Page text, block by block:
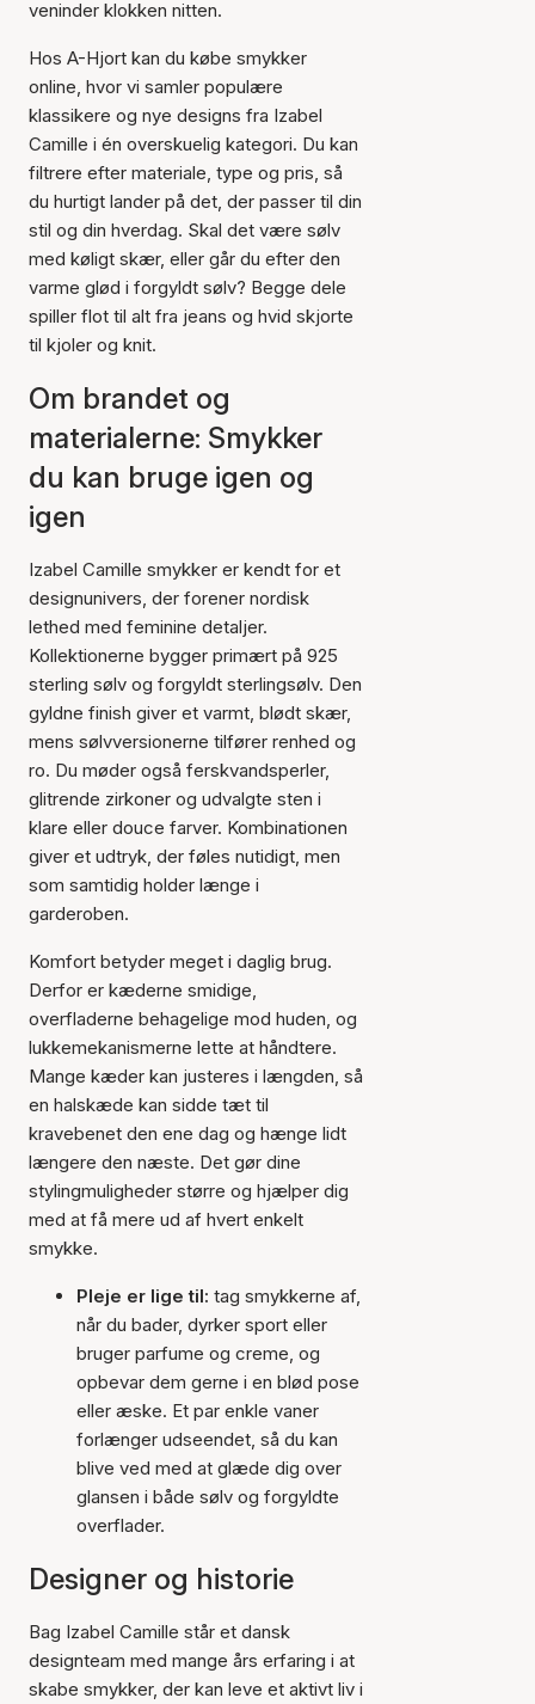
veninder klokken nitten.
Hos A-Hjort kan du købe smykker
online, hvor vi samler populære
klassikere og nye designs fra Izabel
Camille i én overskuelig kategori. Du kan
filtrere efter materiale, type og pris, så
du hurtigt lander på det, der passer til din
stil og din hverdag. Skal det være sølv
med køligt skær, eller går du efter den
varme glød i forgyldt sølv? Begge dele
spiller flot til alt fra jeans og hvid skjorte
til kjoler og knit.
Om brandet og
materialerne: Smykker
du kan bruge igen og
igen
Izabel Camille smykker er kendt for et
designunivers, der forener nordisk
lethed med feminine detaljer.
Kollektionerne bygger primært på 925
sterling sølv og forgyldt sterlingsølv. Den
gyldne finish giver et varmt, blødt skær,
mens sølvversionerne tilfører renhed og
ro. Du møder også ferskvandsperler,
glitrende zirkoner og udvalgte sten i
klare eller douce farver. Kombinationen
giver et udtryk, der føles nutidigt, men
som samtidig holder længe i
garderoben.
Komfort betyder meget i daglig brug.
Derfor er kæderne smidige,
overfladerne behagelige mod huden, og
lukkemekanismerne lette at håndtere.
Mange kæder kan justeres i længden, så
en halskæde kan sidde tæt til
kravebenet den ene dag og hænge lidt
længere den næste. Det gør dine
stylingmuligheder større og hjælper dig
med at få mere ud af hvert enkelt
smykke.
Pleje er lige til: tag smykkerne af,
når du bader, dyrker sport eller
bruger parfume og creme, og
opbevar dem gerne i en blød pose
eller æske. Et par enkle vaner
forlænger udseendet, så du kan
blive ved med at glæde dig over
glansen i både sølv og forgyldte
overflader.
Designer og historie
Bag Izabel Camille står et dansk
designteam med mange års erfaring i at
skabe smykker, der kan leve et aktivt liv i